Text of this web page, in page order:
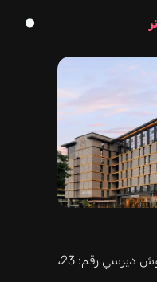
حاجي أحمد، شارع كورتولوش ديرسي رقم: 23،